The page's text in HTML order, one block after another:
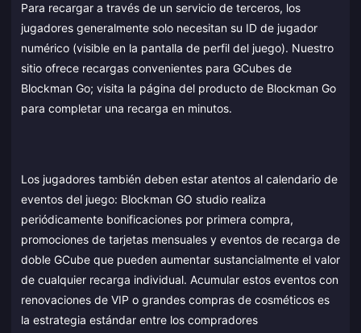
Para recargar a través de un servicio de terceros, los
jugadores generalmente solo necesitan su ID de jugador
numérico (visible en la pantalla de perfil del juego). Nuestro
sitio ofrece recargas convenientes para GCubes de
Blockman Go; visita la página del producto de Blockman Go
para completar una recarga en minutos.
Los jugadores también deben estar atentos al calendario de
eventos del juego: Blockman GO studio realiza
periódicamente bonificaciones por primera compra,
promociones de tarjetas mensuales y eventos de recarga de
doble GCube que pueden aumentar sustancialmente el valor
de cualquier recarga individual. Acumular estos eventos con
renovaciones de VIP o grandes compras de cosméticos es
la estrategia estándar entre los compradores